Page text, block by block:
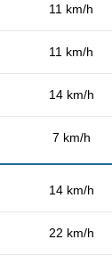
11 km/h
11 km/h
14 km/h
7 km/h
14 km/h
22 km/h